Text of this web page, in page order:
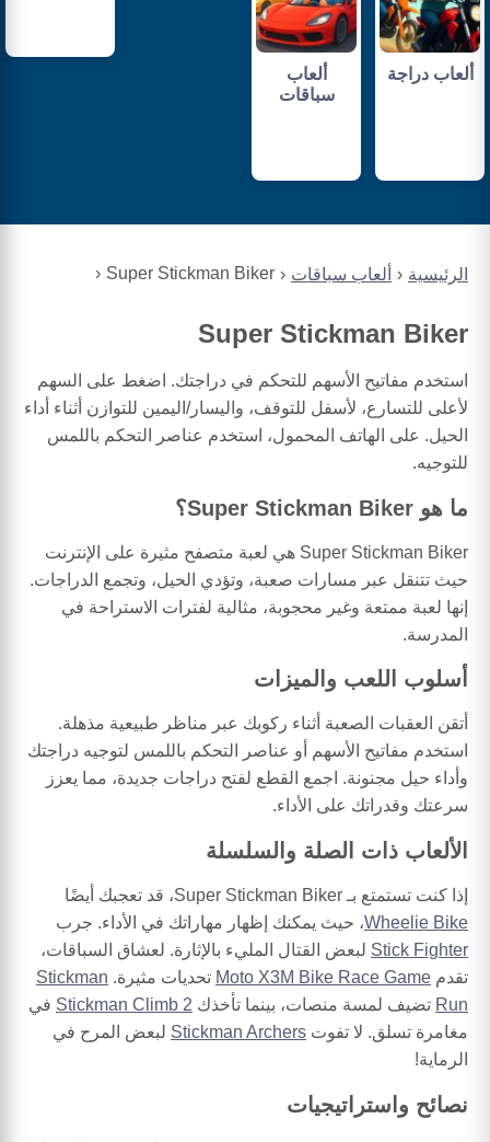
الرئيسية ألعاب سباقات Super Stickman Biker
Super Stickman Biker
استخدم مفاتيح الأسهم للتحكم في دراجتك. اضغط على السهم
لأعلى للتسارع، لأسفل للتوقف، واليسار/اليمين للتوازن أثناء أداء
الحيل. على الهاتف المحمول، استخدم عناصر التحكم باللمس
للتوجيه.
ما هو Super Stickman Biker؟
Super Stickman Biker هي لعبة متصفح مثيرة على الإنترنت
حيث تتنقل عبر مسارات صعبة، وتؤدي الحيل، وتجمع الدراجات.
إنها لعبة ممتعة وغير محجوبة، مثالية لفترات الاستراحة في
المدرسة.
أسلوب اللعب والميزات
أتقن العقبات الصعبة أثناء ركوبك عبر مناظر طبيعية مذهلة.
استخدم مفاتيح الأسهم أو عناصر التحكم باللمس لتوجيه دراجتك
وأداء حيل مجنونة. اجمع القطع لفتح دراجات جديدة، مما يعزز
سرعتك وقدراتك على الأداء.
الألعاب ذات الصلة والسلسلة
إذا كنت تستمتع بـ Super Stickman Biker، قد تعجبك أيضًا
Wheelie Bike، حيث يمكنك إظهار مهاراتك في الأداء. جرب
Stick Fighter لبعض القتال المليء بالإثارة. لعشاق السباقات،
تقدم Moto X3M Bike Race Game تحديات مثيرة. Stickman
Run تضيف لمسة منصات، بينما تأخذك Stickman Climb 2 في
مغامرة تسلق. لا تفوت Stickman Archers لبعض المرح في
الرماية!
نصائح واستراتيجيات
ألعاب دراجة
ألعاب
سباقات